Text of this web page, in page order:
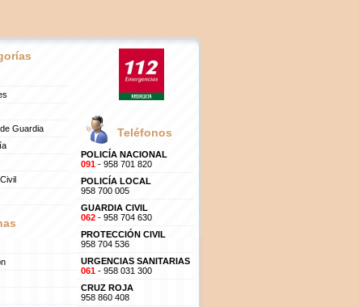
Guardia
Teléfonos
POLICÍA NACIONAL
091- 958 701 820
POLICÍA LOCAL
958 700 005
GUARDIA CIVIL
062- 958 704 630
PROTECCIÓN CIVIL
958 704 536
URGENCIAS SANITARIAS
061- 958 031 300
CRUZ ROJA
958 860 408